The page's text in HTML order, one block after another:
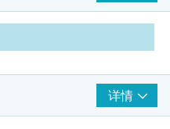
详情